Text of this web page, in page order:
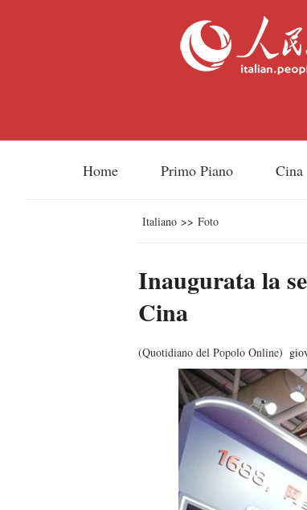
Home Primo Piano Cina
Italiano >> Foto
Inaugurata la
Cina
(Quotidiano del Popolo Online)